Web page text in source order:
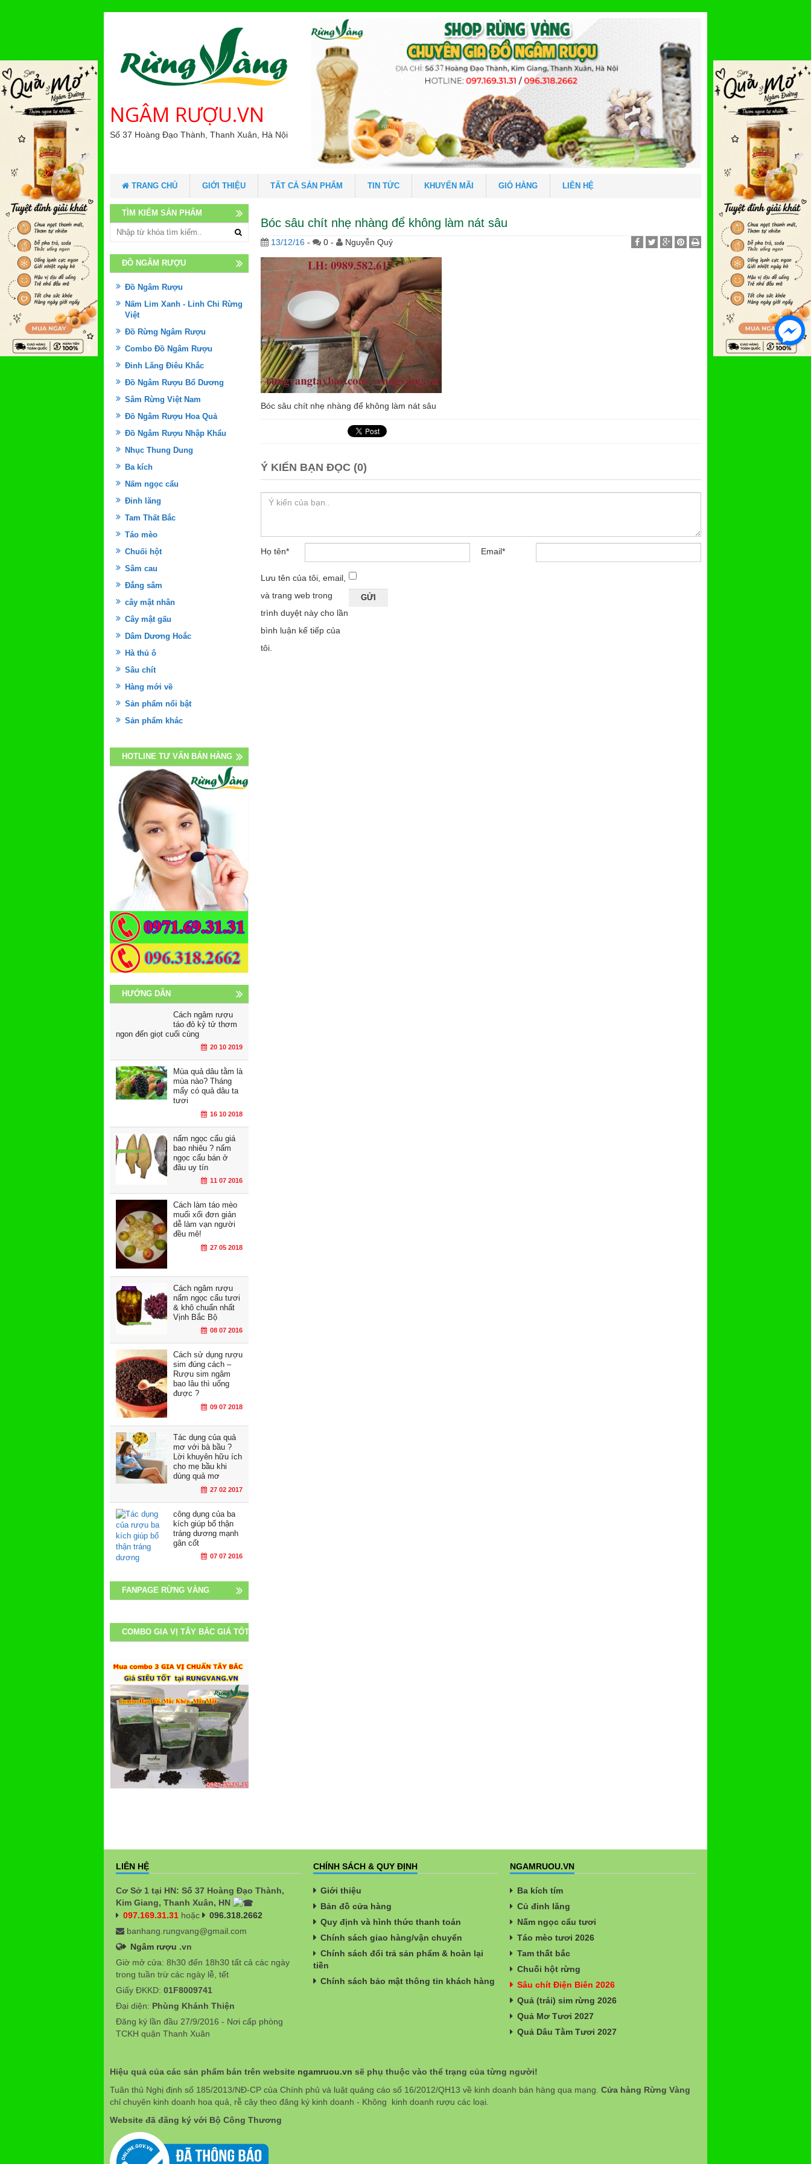
NGÂM RƯỢU.VN
Số 37 Hoàng Đạo Thành, Thanh Xuân, Hà Nội
TRANG CHỦ GIỚI THIỆU TẤT CẢ SẢN PHẨM TIN TỨC KHUYẾN MÃI GIỎ HÀNG LIÊN HỆ
Bóc sâu chít nhẹ nhàng để không làm nát sâu
13/12/16 - 0 - Nguyễn Quý
Bóc sâu chít nhẹ nhàng để không làm nát sâu
Ý KIẾN BẠN ĐỌC (0)
Họ tên* Email*
Lưu tên của tôi, email,
và trang web trong
trình duyệt này cho lần
bình luận kế tiếp của
tôi.
TÌM KIẾM SẢN PHẨM
ĐỒ NGÂM RƯỢU
Đồ Ngâm Rượu
Nấm Lim Xanh - Linh Chi Rừng
Việt
Đồ Rừng Ngâm Rượu
Combo Đồ Ngâm Rượu
Đinh Lăng Điêu Khắc
Đồ Ngâm Rượu Bổ Dương
Sâm Rừng Việt Nam
Đồ Ngâm Rượu Hoa Quả
Đồ Ngâm Rượu Nhập Khẩu
Nhục Thung Dung
Ba kích
Nấm ngọc cẩu
Đinh lăng
Tam Thất Bắc
Táo mèo
Chuối hột
Sâm cau
Đẳng sâm
cây mật nhân
Cây mật gấu
Dâm Dương Hoắc
Hà thủ ô
Sâu chít
Hàng mới về
Sản phẩm nổi bật
Sản phẩm khác
HOTLINE TƯ VẤN BÁN HÀNG
HƯỚNG DẪN
Cách ngâm rượu
táo đỏ kỷ tử thơm
ngon đến giọt cuối cùng
20 10 2019
Mùa quả dâu tằm là
mùa nào? Tháng
mấy có quả dâu ta
tươi
16 10 2018
nấm ngọc cẩu giá
bao nhiêu ? nấm
ngọc cẩu bán ở
đâu uy tín
11 07 2016
Cách làm táo mèo
muối xổi đơn giản
dễ làm vạn người
đều mê!
27 05 2018
Cách ngâm rượu
nấm ngọc cẩu tươi
& khô chuẩn nhất
Vịnh Bắc Bộ
08 07 2016
Cách sử dụng rượu
sim đúng cách –
Rượu sim ngâm
bao lâu thì uống
được ?
09 07 2018
Tác dụng của quả
mơ với bà bầu ?
Lời khuyên hữu ích
cho mẹ bầu khi
dùng quả mơ
27 02 2017
công dụng của ba
kích giúp bổ thận
tráng dương mạnh
gân cốt
07 07 2016
FANPAGE RỪNG VÀNG
COMBO GIA VỊ TÂY BẮC GIÁ TỐT
LIÊN HỆ
Cơ Sở 1 tại HN: Số 37 Hoàng Đạo Thành,
Kim Giang, Thanh Xuân, HN
097.169.31.31 hoặc
096.318.2662
banhang.rungvang@gmail.com
Ngâm rượu .vn
Giờ mở cửa: 8h30 đến 18h30 tất cả các ngày
trong tuần trừ các ngày lễ, tết
Giấy ĐKKD: 01F8009741
Đại diện: Phùng Khánh Thiện
Đăng ký lần đầu 27/9/2016 - Nơi cấp phòng
TCKH quận Thanh Xuân
CHÍNH SÁCH & QUY ĐỊNH
Giới thiệu
Bản đồ cửa hàng
Quy định và hình thức thanh toán
Chính sách giao hàng/vận chuyển
Chính sách đổi trả sản phẩm & hoàn lại
tiền
Chính sách bảo mật thông tin khách hàng
NGAMRUOU.VN
Ba kích tím
Củ đinh lăng
Nấm ngọc cẩu tươi
Táo mèo tươi 2026
Tam thất bắc
Chuối hột rừng
Sâu chít Điện Biên 2026
Quả (trái) sim rừng 2026
Quả Mơ Tươi 2027
Quả Dâu Tằm Tươi 2027
Hiệu quả của các sản phẩm bán trên website ngamruou.vn sẽ phụ thuộc vào thể trạng của từng người!
Tuân thủ Nghị định số 185/2013/NĐ-CP của Chính phủ và luật quảng cáo số 16/2012/QH13 về kinh doanh bán hàng qua mạng. Cửa hàng Rừng Vàng
chỉ chuyên kinh doanh hoa quả, rễ cây theo đăng ký kinh doanh - Không kinh doanh rượu các loại.
Website đã đăng ký với Bộ Công Thương